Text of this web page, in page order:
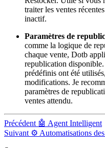
traiter les ventes
inactif.
Paramètres de
comme la logique de
chaque vente, Dotb
republication
prédéfinis ont été
modifications. Je
paramètres de
ventes attendu.
Précédent 🤖 Agent Intelligent
Suivant ⚙️ Automatisations